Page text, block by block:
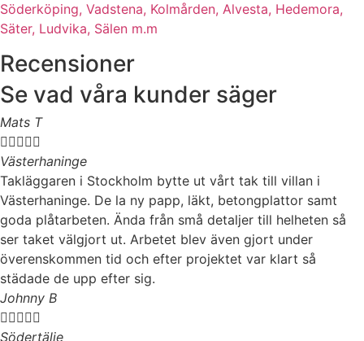
Söderköping, Vadstena, Kolmården, Alvesta, Hedemora,
Säter, Ludvika, Sälen m.m
Recensioner
Se vad våra kunder säger
Mats T

Västerhaninge
Takläggaren i Stockholm bytte ut vårt tak till villan i
Västerhaninge. De la ny papp, läkt, betongplattor samt
goda plåtarbeten. Ända från små detaljer till helheten så
ser taket välgjort ut. Arbetet blev även gjort under
överenskommen tid och efter projektet var klart så
städade de upp efter sig.
Johnny B

Södertälje